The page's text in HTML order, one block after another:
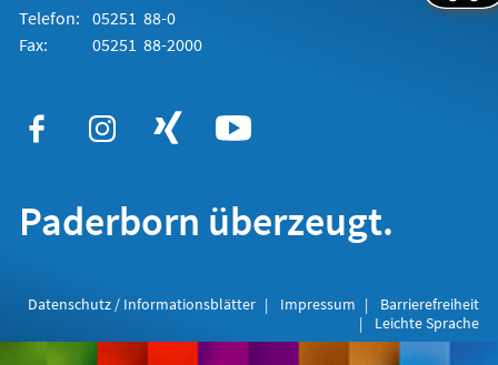
Telefon: 05251 88-0
Fax:
05251 88-2000
Paderborn überzeugt.
Datenschutz / Informationsblätter Impressum
Barrierefreiheit
Leichte Sprache